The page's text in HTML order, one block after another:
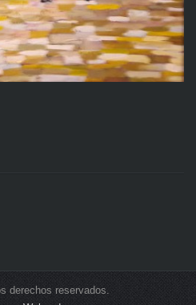
derechos reservados.